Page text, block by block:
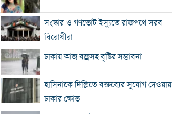
সংস্কার ও গণভোট ইস্যুতে রাজপথে সরব
বিরোধীরা
ঢাকায় আজ বজ্রসহ বৃষ্টির সম্ভাবনা
হাসিনাকে দিল্লিতে বক্তব্যের সুযোগ দেওয়ায়
ঢাকার ক্ষোভ